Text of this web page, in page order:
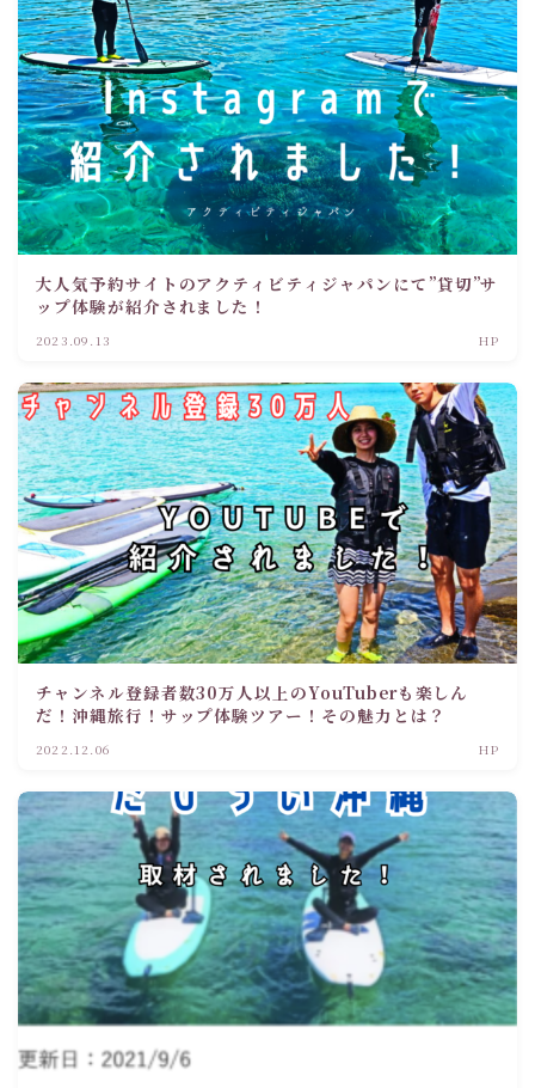
大人気予約サイトのアクティビティジャパンにて”貸切”サ
ップ体験が紹介されました！
2023.09.13 HP
チャンネル登録者数30万人以上のYouTuberも楽しん
だ！沖縄旅行！サップ体験ツアー！その魅力とは？
2022.12.06 HP